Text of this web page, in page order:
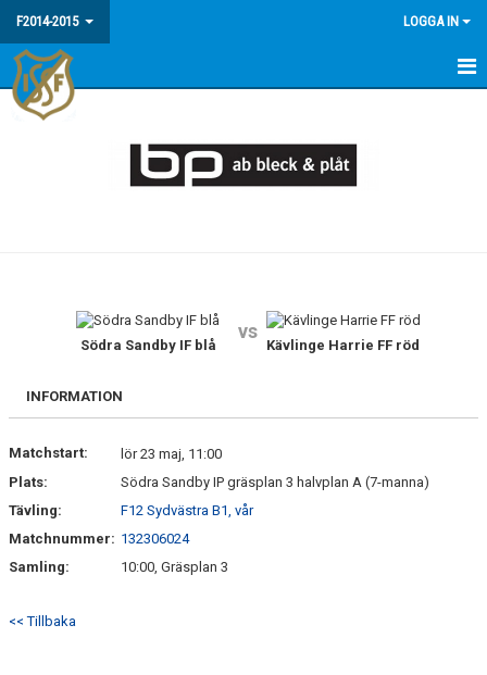
F2014-2015 LOGGA IN
HEM
BILDGALLERI
DOKUMENT
Södra Sandby IF blå
vs
Kävlinge Harrie FF röd
INFORMATION
Matchstart:
lör 23 maj, 11:00
Plats:
Södra Sandby IP gräsplan 3 halvplan A (7-manna)
Tävling:
F12 Sydvästra B1, vår
Matchnummer: 132306024
Samling:
10:00, Gräsplan 3
<< Tillbaka